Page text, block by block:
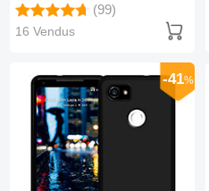
(99)
16 Vendus
-41%